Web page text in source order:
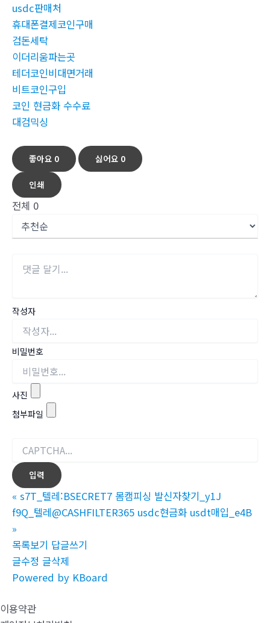
usdc판매처
휴대폰결제코인구매
검돈세탁
이더리움파는곳
테더코인비대면거래
비트코인구입
코인 현금화 수수료
대검믹싱
좋아요 0 싫어요 0
인쇄
전체 0
작성자
비밀번호
사진
첨부파일
« s7T_텔레:BSECRET7 몸캠피싱 발신자찾기_y1J
f9Q_텔레@CASHFILTER365 usdc현금화 usdt매입_e4B
»
목록보기 답글쓰기
글수정 글삭제
Powered by KBoard
이용약관